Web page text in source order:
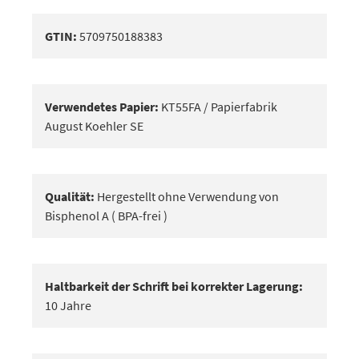
GTIN: 5709750188383
Verwendetes Papier: KT55FA / Papierfabrik
August Koehler SE
Qualität: Hergestellt ohne Verwendung von
Bisphenol A ( BPA-frei )
Haltbarkeit der Schrift bei korrekter Lagerung:
10 Jahre